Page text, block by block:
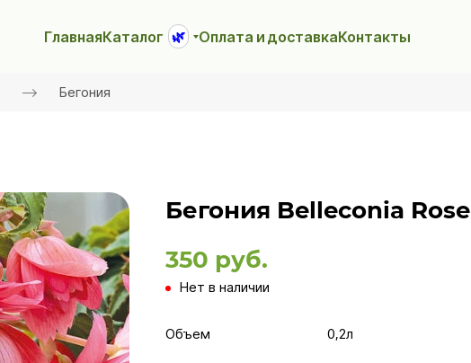
ГлавнаяКаталог 🌿 Оплата и доставкаКонтакты
Бегония
Бегония Belleconia Rose
350 руб.
Нет в наличии
Объем 0,2л